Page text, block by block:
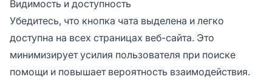
Видимость и доступность
Убедитесь, что кнопка чата выделена и легко
доступна на всех страницах веб-сайта. Это
минимизирует усилия пользователя при поиске
помощи и повышает вероятность взаимодействия.